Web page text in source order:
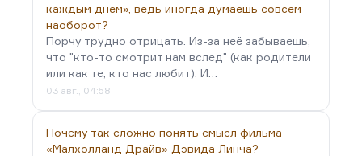
каждым днем», ведь иногда думаешь совсем
наоборот?
Порчу трудно отрицать. Из-за неё забываешь,
что "кто-то смотрит нам вслед" (как родители
или как те, кто нас любит). И…
03 авг., 04:58
Почему так сложно понять смысл фильма
«Малхолланд Драйв» Дэвида Линча?